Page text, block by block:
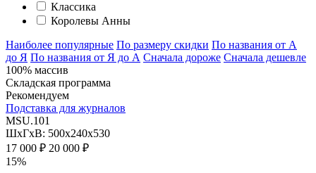
Классика
Королевы Анны
Наиболее популярные По размеру скидки По названия от А
до Я По названия от Я до А Сначала дороже Сначала дешевле
100% массив
Складская программа
Рекомендуем
Подставка для журналов
MSU.101
ШхГхВ: 500х240х530
17 000 ₽ 20 000 ₽
15%